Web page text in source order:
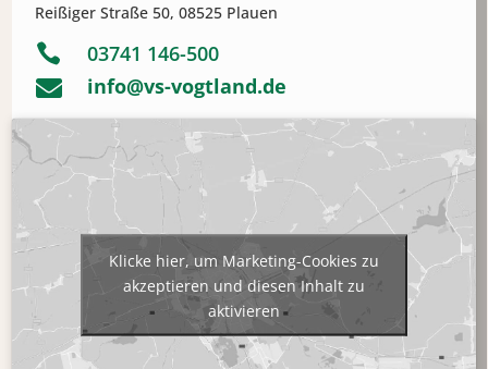
Reißiger Straße 50, 08525 Plauen

03741 146-500

info@vs-vogtland.de
Klicke hier, um Marketing-Cookies zu
akzeptieren und diesen Inhalt zu
aktivieren